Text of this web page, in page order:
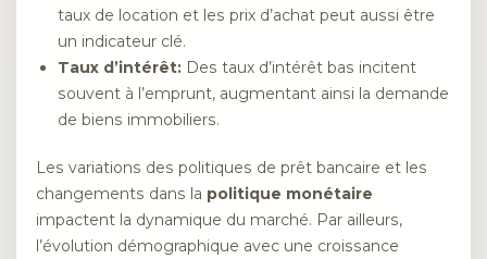
taux de location et les prix d’achat peut aussi être
un indicateur clé.
Taux d’intérêt: Des taux d’intérêt bas incitent
souvent à l’emprunt, augmentant ainsi la demande
de biens immobiliers.
Les variations des politiques de prêt bancaire et les
changements dans la politique monétaire
impactent la dynamique du marché. Par ailleurs,
l’évolution démographique avec une croissance